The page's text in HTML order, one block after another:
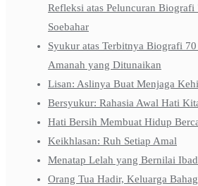
Refleksi atas Peluncuran Biografi
Soebahar
Syukur atas Terbitnya Biografi 70
Amanah yang Ditunaikan
Lisan: Aslinya Buat Menjaga
Bersyukur: Rahasia Awal Hati
Hati Bersih Membuat Hidup
Keikhlasan: Ruh Setiap Amal
Menatap Lelah yang Bernilai
Orang Tua Hadir, Keluarga